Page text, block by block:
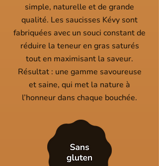
simple, naturelle et de grande
qualité. Les saucisses Kévy sont
fabriquées avec un souci constant de
réduire la teneur en gras saturés
tout en maximisant la saveur.
Résultat : une gamme savoureuse
et saine, qui met la nature à
l’honneur dans chaque bouchée.